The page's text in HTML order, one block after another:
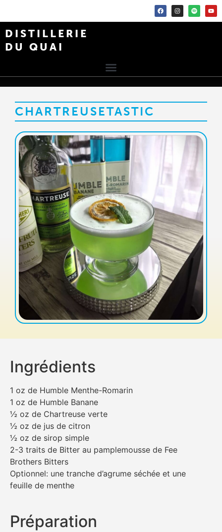
DISTILLERIE
DU QUAI
CHARTREUSETASTIC
Ingrédients
1 oz de Humble Menthe-Romarin
1 oz de Humble Banane
½ oz de Chartreuse verte
½ oz de jus de citron
½ oz de sirop simple
2-3 traits de Bitter au pamplemousse de Fee
Brothers Bitters
Optionnel: une tranche d’agrume séchée et une
feuille de menthe
Préparation